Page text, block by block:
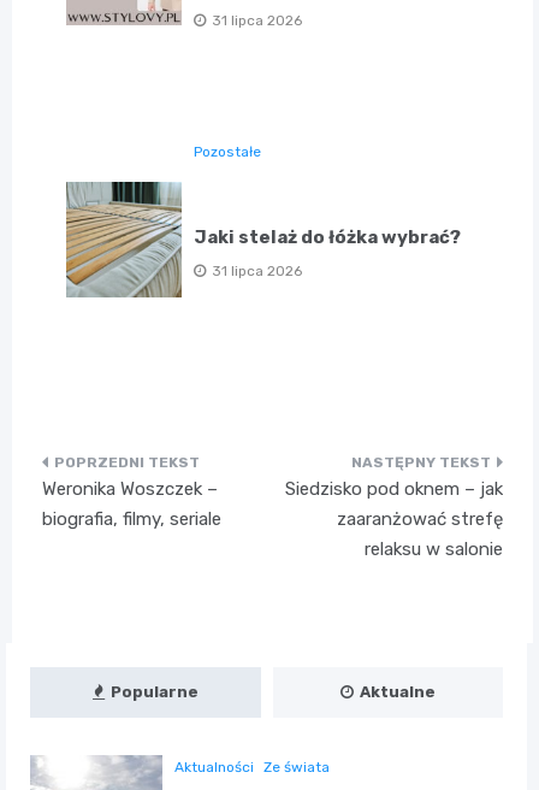
31 lipca 2026
Pozostałe
Jaki stelaż do łóżka wybrać?
31 lipca 2026
Nawigacja
wpisu
Weronika Woszczek –
biografia, filmy, seriale
Siedzisko pod oknem – jak
zaaranżować strefę
relaksu w salonie
Popularne Aktualne
Aktualności Ze świata